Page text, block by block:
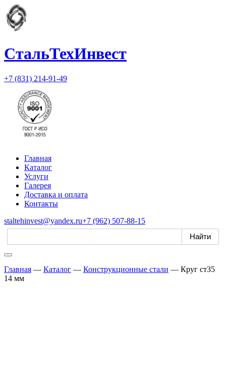
СтальТехИнвест
+7 (831) 214-91-49
Главная
Каталог
Услуги
Галерея
Доставка и оплата
Контакты
staltehinvest@yandex.ru+7 (962) 507-88-15
Главная — Каталог — Конструкционные стали — Круг ст35
14 мм